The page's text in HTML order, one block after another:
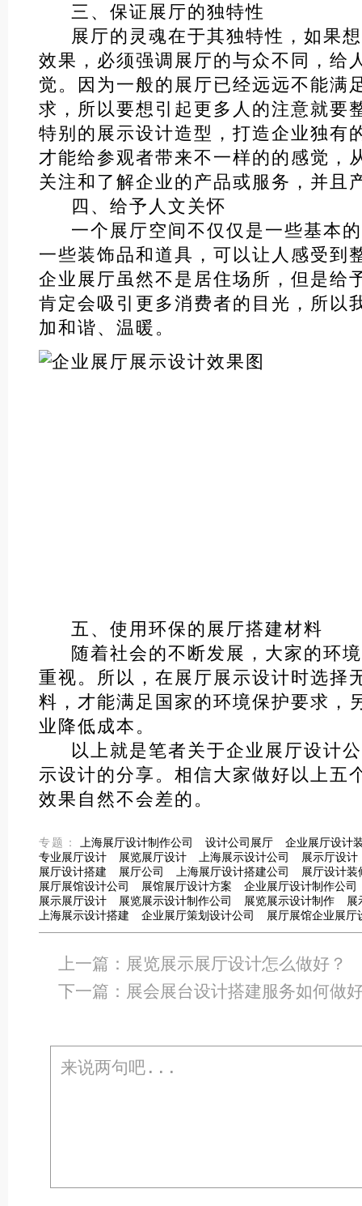
三、保证展厅的独特性
展厅的灵魂在于其独特性，如果想
效果，必须强调展厅的与众不同，给
觉。因为一般的展厅已经远远不能满
求，所以要想引起更多人的注意就要
特别的展示设计造型，打造企业独有
才能给参观者带来不一样的的感觉，
关注和了解企业的产品或服务，并且
四、给予人文关怀
一个展厅空间不仅仅是一些基本的
一些装饰品和道具，可以让人感受到
企业展厅虽然不是居住场所，但是给
肯定会吸引更多消费者的目光，所以
加和谐、温暖。
五、使用环保的展厅搭建材料
随着社会的不断发展，大家的环境
重视。所以，在展厅展示设计时选择
料，才能满足国家的环境保护要求，
业降低成本。
以上就是笔者关于企业展厅设计公
示设计的分享。相信大家做好以上五
效果自然不会差的。
专题： 上海展厅设计制作公司 设计公司展厅
企业展厅设计
专业展厅设计
展览展厅设计 上海展示设计公司
展示厅设计
展厅设计搭建
展厅公司 上海展厅设计搭建公司
展厅设计装
展厅展馆设计公司
展馆展厅设计方案
企业展厅设计制作公司
展示展厅设计
展览展示设计制作公司 展览展示设计制作
展
上海展示设计搭建
企业展厅策划设计公司 展厅展馆企业展厅
上一篇： 展览展示展厅设计怎么做好？
下一篇： 展会展台设计搭建服务如何做